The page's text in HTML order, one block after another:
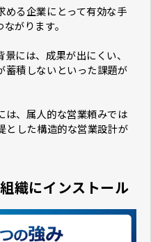
める企業にとって有効な手
がります。
には、成果が出にくい、
蓄積しないといった課題が
は、属人的な営業頼みでは
とした構造的な営業設計が
織にインストール